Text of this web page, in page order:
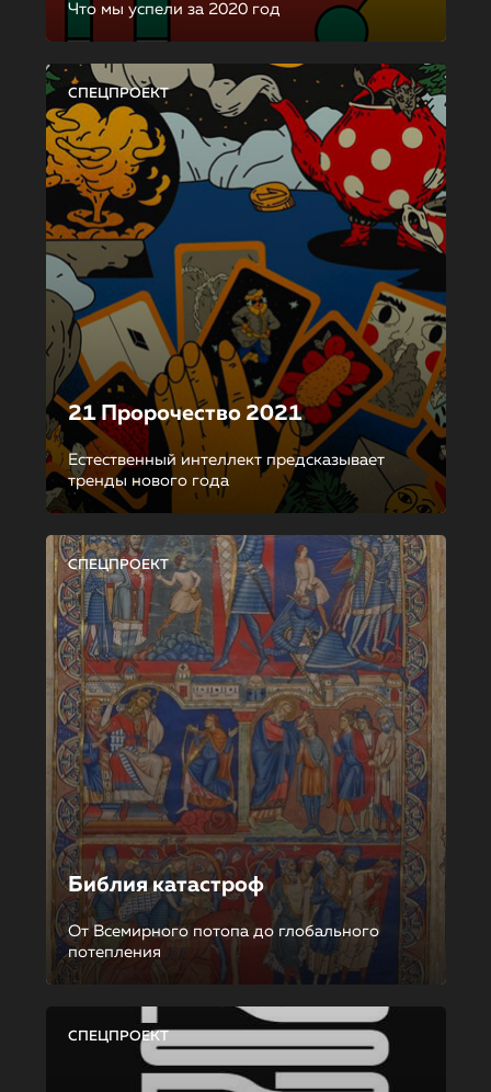
Что мы успели за 2020 год
СПЕЦПРОЕКТ
21 Пророчество 2021
Естественный интеллект предсказывает
тренды нового года
СПЕЦПРОЕКТ
Библия катастроф
От Всемирного потопа до глобального
потепления
СПЕЦПРОЕКТ